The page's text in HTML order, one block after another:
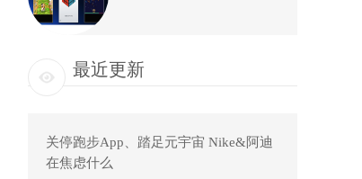
最近更新
关停跑步App、踏足元宇宙 Nike&阿迪
在焦虑什么